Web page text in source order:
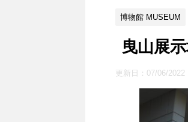
博物館 MUSEUM
曳山展
更新日： 07/06/2022